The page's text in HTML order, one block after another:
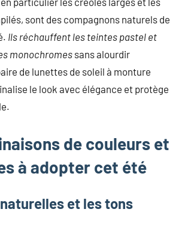
sont des compagnons naturels de
Ils réchauffent les teintes pastel et
monochromessans alourdir
de lunettes de soleil à monture
le look avec élégance et protège
de couleurs et
à adopter cet été
et les tons